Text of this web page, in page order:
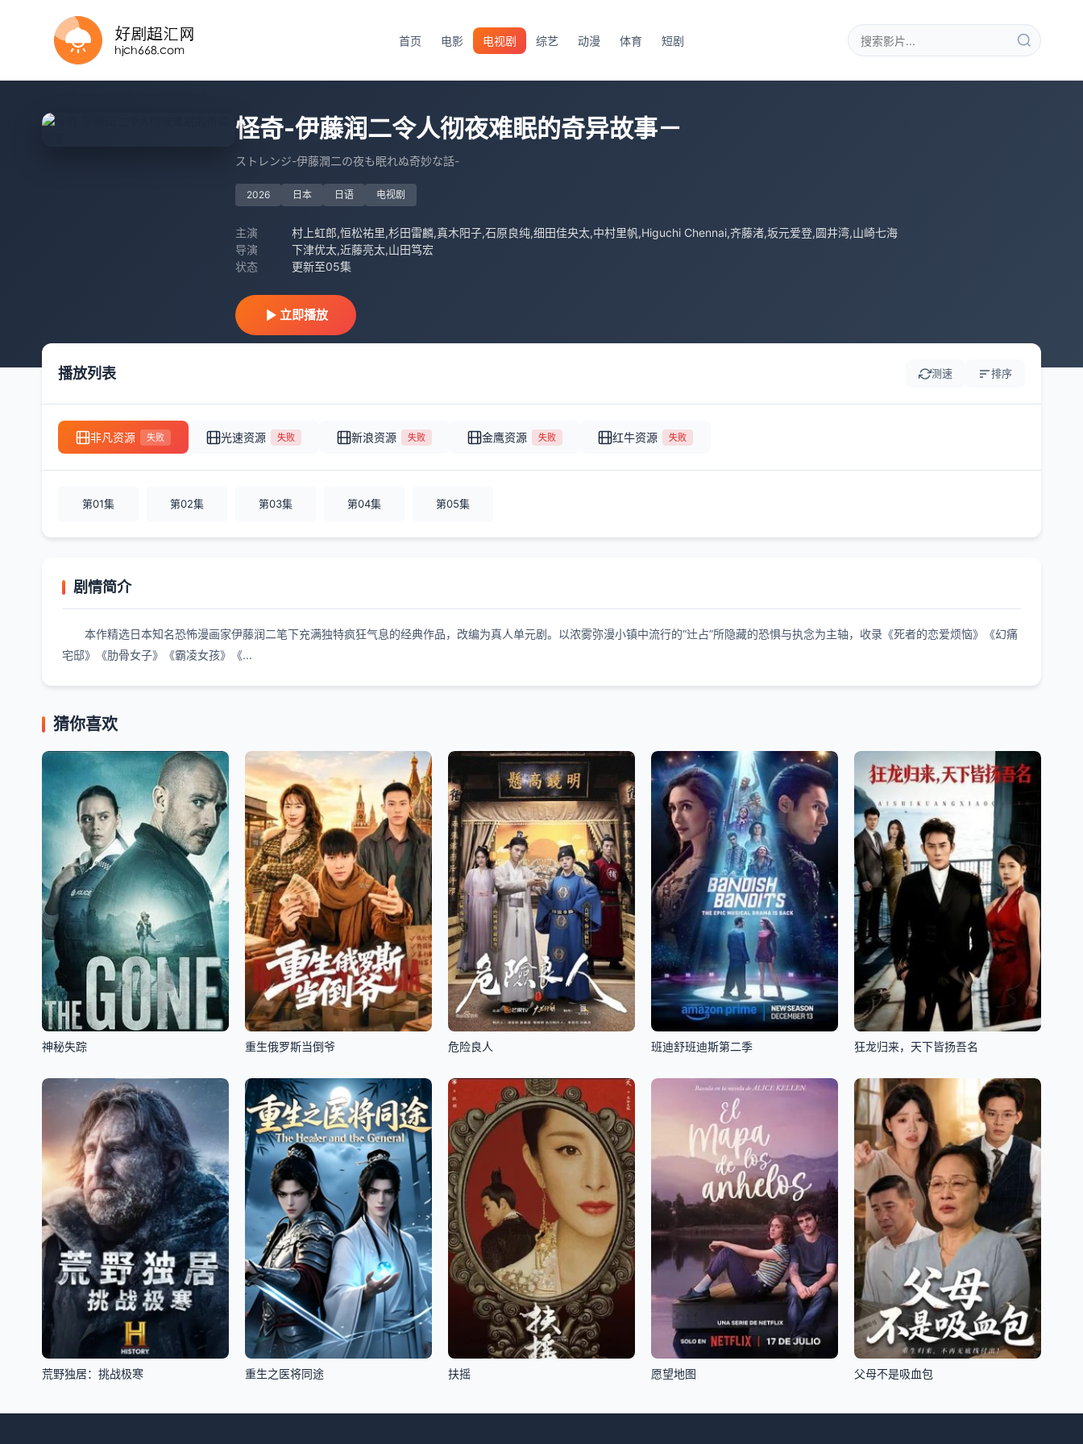
首页 电影 电视剧 综艺 动漫 体育 短剧
怪奇-伊藤润二令人彻夜难眠的奇异故事－
ストレンジ-伊藤潤二の夜も眠れぬ奇妙な話-
2026 日本 日语 电视剧
主演
村上虹郎,恒松祐里,杉田雷麟,真木阳子,石原良纯,细田佳央太,中村里帆,Higuchi Chennai,齐藤渚,坂元爱登,圆井湾,山崎七海
导演
下津优太,近藤亮太,山田笃宏
状态
更新至05集
立即播放
播放列表 测速 排序
非凡资源 失败 光速资源 失败 新浪资源 失败 金鹰资源 失败 红牛资源 失败
第01集 第02集 第03集 第04集 第05集
剧情简介
本作精选日本知名恐怖漫画家伊藤润二笔下充满独特疯狂气息的经典作品，改编为真人单元剧。以浓雾弥漫小镇中流行的“辻占”所隐藏的恐惧与执念为主轴，收录《死者的恋爱烦恼》《幻痛
宅邸》《肋骨女子》《霸凌女孩》《...
猜你喜欢
神秘失踪 重生俄罗斯当倒爷 危险良人 班迪舒班迪斯第二季 狂龙归来，天下皆扬吾名
荒野独居：挑战极寒 重生之医将同途 扶摇 愿望地图 父母不是吸血包